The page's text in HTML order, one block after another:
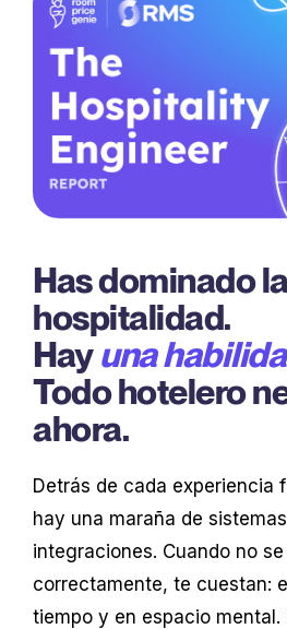
Has dominado
hospitalidad.
Hayuna
Todo hotelero
ahora.
Detrás de cada experiencia
hay una maraña de
integraciones. Cuando no
correctamente, te cuestan:
tiempo y en espacio mental.